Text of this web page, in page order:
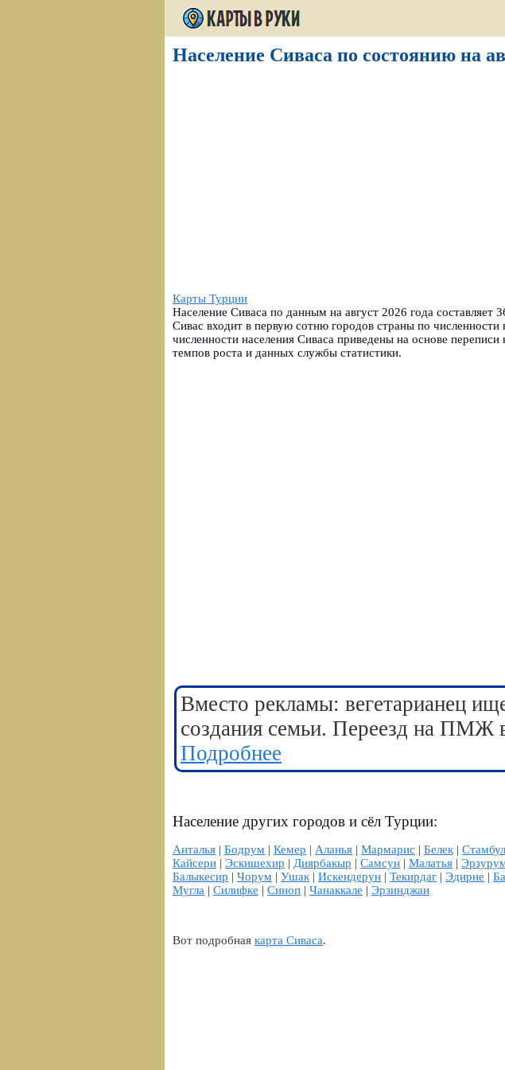
Население Сиваса по состоянию на
Карты Турции
Население Сиваса по данным на август 2026 года составляет
Сивас входит в первую сотню городов страны по численности
численности населения Сиваса приведены на основе переписи
темпов роста и данных службы статистики.
Вместо рекламы: вегетарианец
создания семьи. Переезд на ПМЖ
Подробнее
Население других городов и сёл Турции:
Анталья | Бодрум | Кемер | Аланья | Мармарис | Белек | Стамбул
Кайсери | Эскишехир | Диярбакыр | Самсун | Малатья |
Балыкесир | Чорум | Ушак | Искендерун | Текирдаг | Эдирне |
Мугла | Силифке | Синоп | Чанаккале | Эрзинджан
Вот подробная карта Сиваса.